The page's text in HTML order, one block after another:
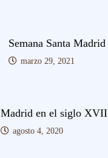
Semana Santa Madrid
marzo 29, 2021
Madrid en el siglo XVII
agosto 4, 2020